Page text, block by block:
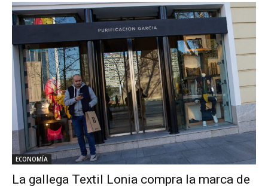
ECONOMÍA
La gallega Textil Lonia compra la marca de